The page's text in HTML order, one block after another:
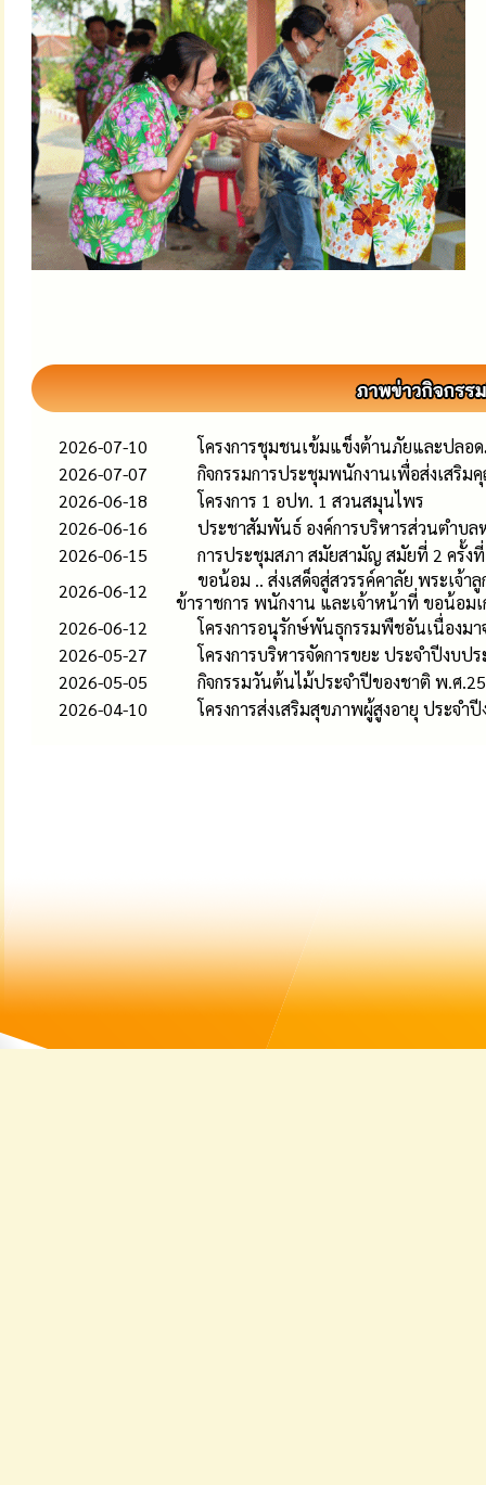
2026-07-10
โครงการชุมชนเข้มแข็งต้านภัยและปลอ
2026-07-07
กิจกรรมการประชุมพนักงานเพื่อส่งเสริ
2026-06-18
โครงการ 1 อปท. 1 สวนสมุนไพร
2026-06-16
ประชาสัมพันธ์ องค์การบริหารส่วนตำบ
2026-06-15
การประชุมสภา สมัยสามัญ สมัยที่ 2 ครั้ง
2026-06-12
ขอน้อม .. ส่งเสด็จสู่สวรรค์คาลัย พระเจ้
ข้าราชการ พนักงาน และเจ้าหน้าที่ ขอน้อมเ
2026-06-12
โครงการอนุรักษ์พันธุกรรมพืชอันเนื่องม
2026-05-27
โครงการบริหารจัดการขยะ ประจำปีงบป
2026-05-05
กิจกรรมวันต้นไม้ประจำปีของชาติ พ.ศ
2026-04-10
โครงการส่งเสริมสุขภาพผู้สูงอายุ ประจ